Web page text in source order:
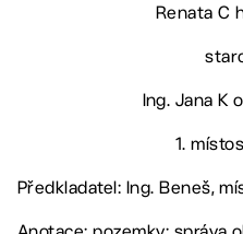
Renata C
Ing. Jana K
1.
Předkladatel: Ing. Beneš,